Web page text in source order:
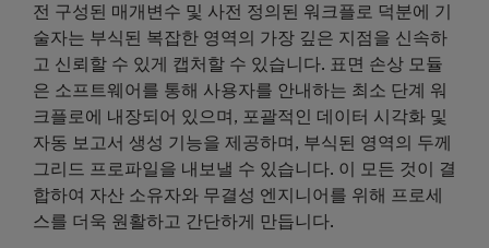
전 구성된 매개변수 및 사전 정의된 워크플로 덕분에 기
술자는 부식된 복잡한 영역의 가장 깊은 지점을 신속하
고 신뢰할 수 있게 캡처할 수 있습니다. 표면 손상 모듈
은 소프트웨어를 통해 사용자를 안내하는 최소 단계 워
크플로에 내장되어 있으며, 포괄적인 데이터 시각화 및
자동 보고서 생성 기능을 제공하며, 부식된 영역의 두께
그리드 프로파일을 내보낼 수 있습니다. 이 모든 것이 결
합하여 자산 소유자와 무결성 엔지니어를 위해 프로세
스를 더욱 원활하고 간단하게 만듭니다.